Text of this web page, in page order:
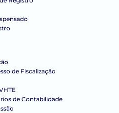
de Fiscalização
de Contabilidade